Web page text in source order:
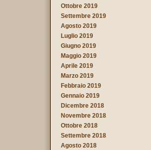
Ottobre 2019
Settembre 2019
Agosto 2019
Luglio 2019
Giugno 2019
Maggio 2019
Aprile 2019
Marzo 2019
Febbraio 2019
Gennaio 2019
Dicembre 2018
Novembre 2018
Ottobre 2018
Settembre 2018
Agosto 2018